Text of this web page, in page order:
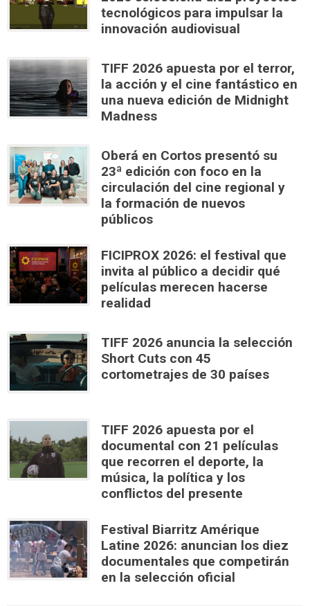
tecnológicos para impulsar la
innovación audiovisual
TIFF 2026 apuesta por el terror,
la acción y el cine fantástico en
una nueva edición de Midnight
Madness
Oberá en Cortos presentó su
23ª edición con foco en la
circulación del cine regional y
la formación de nuevos
públicos
FICIPROX 2026: el festival que
invita al público a decidir qué
películas merecen hacerse
realidad
TIFF 2026 anuncia la selección
Short Cuts con 45
cortometrajes de 30 países
TIFF 2026 apuesta por el
documental con 21 películas
que recorren el deporte, la
música, la política y los
conflictos del presente
Festival Biarritz Amérique
Latine 2026: anuncian los diez
documentales que competirán
en la selección oficial